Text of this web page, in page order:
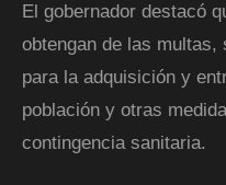
El gobernador destacó
obtengan de las multas,
para la adquisición y
población y otras
contingencia sanitaria.